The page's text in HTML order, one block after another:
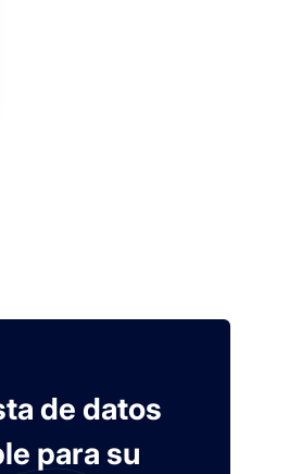
de datos
para su